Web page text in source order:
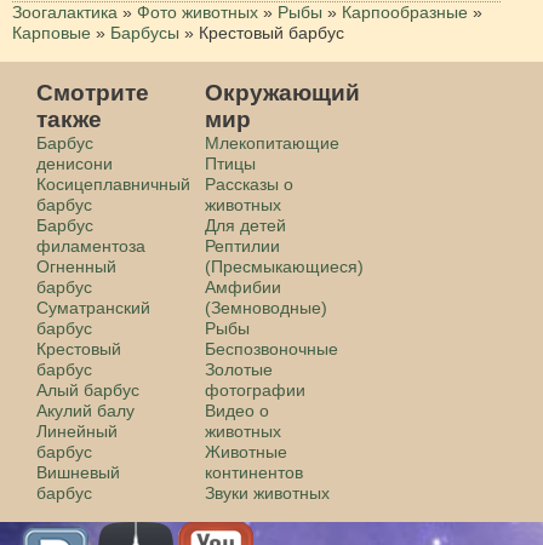
Зоогалактика » Фото животных » Рыбы » Карпообразные »
Карповые » Барбусы » Крестовый барбус
Смотрите
также
Барбус
денисони
Косицеплавничный
барбус
Барбус
филаментоза
Огненный
барбус
Суматранский
барбус
Крестовый
барбус
Алый барбус
Акулий балу
Линейный
барбус
Вишневый
барбус
Окружающий
мир
Млекопитающие
Птицы
Рассказы о
животных
Для детей
Рептилии
(Пресмыкающиеся)
Амфибии
(Земноводные)
Рыбы
Беспозвоночные
Золотые
фотографии
Видео о
животных
Животные
континентов
Звуки животных